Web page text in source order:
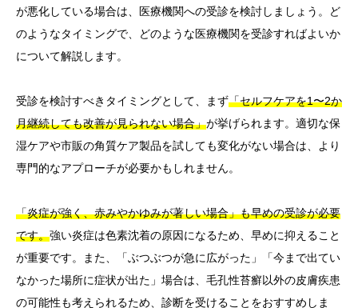
が悪化している場合は、医療機関への受診を検討しましょう。ど
のようなタイミングで、どのような医療機関を受診すればよいか
について解説します。
受診を検討すべきタイミングとして、まず「セルフケアを1〜2か
月継続しても改善が見られない場合」が挙げられます。適切な保
湿ケアや市販の角質ケア製品を試しても変化がない場合は、より
専門的なアプローチが必要かもしれません。
「炎症が強く、赤みやかゆみが著しい場合」も早めの受診が必要
です。強い炎症は色素沈着の原因になるため、早めに抑えること
が重要です。また、「ぶつぶつが急に広がった」「今まで出てい
なかった場所に症状が出た」場合は、毛孔性苔癬以外の皮膚疾患
の可能性も考えられるため、診断を受けることをおすすめしま